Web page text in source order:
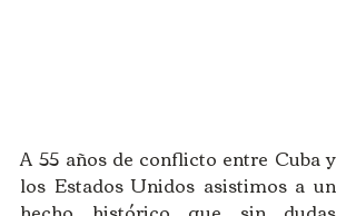
A 55 años de conflicto entre Cuba y
los Estados Unidos asistimos a un